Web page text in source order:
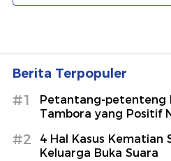
Berita Terpopuler
#1
Petantang-petenteng
Tambora yang Positif
#2
4 Hal Kasus Kematian
Keluarga Buka Suara